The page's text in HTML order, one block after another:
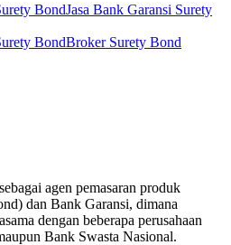
Jasa Bank Garansi Surety
Broker Surety Bond
agen pemasaran produk
dan Bank Garansi, dimana
dengan beberapa perusahaan
Bank Swasta Nasional.